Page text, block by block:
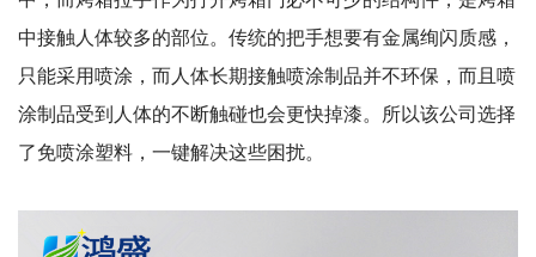
中接触人体较多的部位。传统的把手想要有金属绚闪质感，
只能采用喷涂，而人体长期接触喷涂制品并不环保，而且喷
涂制品受到人体的不断触碰也会更快掉漆。所以该公司选择
了免喷涂塑料，一键解决这些困扰。